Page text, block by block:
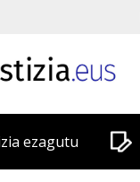
ezagutu